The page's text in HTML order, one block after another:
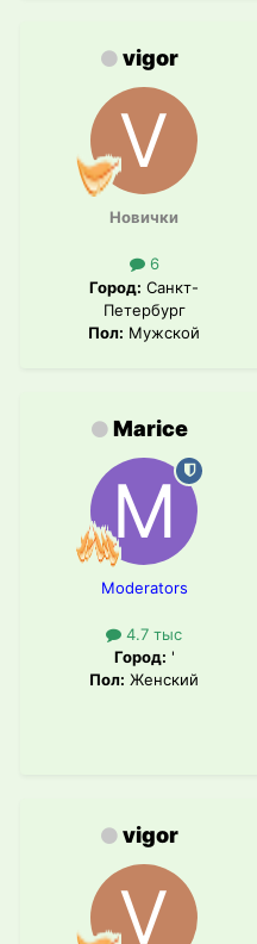
vigor
Новички
6
Город: Санкт-
Петербург
Пол: Мужской
Marice
Moderators
4.7 тыс
Город: '
Пол: Женский
vigor